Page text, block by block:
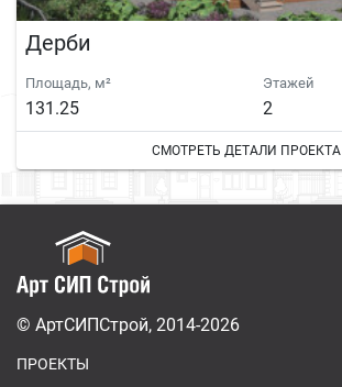
Дерби
Площадь, м²
131.25
Этажей
2
СМОТРЕТЬ ДЕТАЛИ ПРОЕКТА
© АртСИПСтрой, 2014-2026
ПРОЕКТЫ